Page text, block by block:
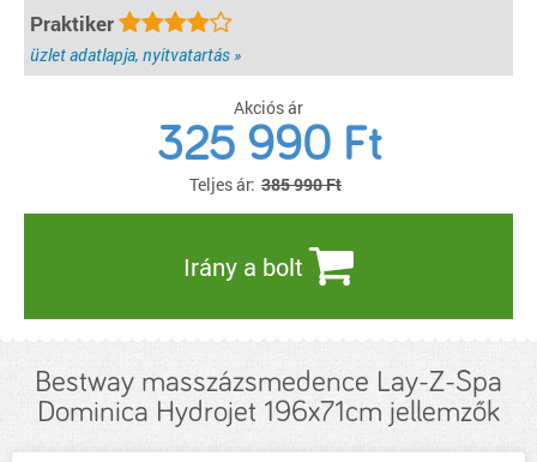
Praktiker
üzlet adatlapja, nyitvatartás »
Akciós ár
325 990 Ft
Teljes ár: 385 990 Ft
Irány a bolt
Bestway masszázsmedence Lay-Z-Spa
Dominica Hydrojet 196x71cm jellemzők